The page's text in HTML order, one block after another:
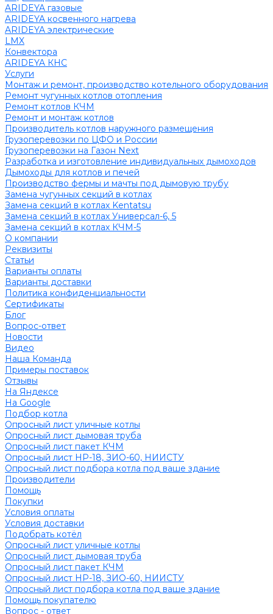
ARIDEYA газовые
ARIDEYA косвенного нагрева
ARIDEYA электрические
LMX
Конвектора
ARIDEYA КНС
Услуги
Монтаж и ремонт, производство котельного оборудования
Ремонт чугунных котлов отопления
Ремонт котлов КЧМ
Ремонт и монтаж котлов
Производитель котлов наружного размещения
Грузоперевозки по ЦФО и России
Грузоперевозки на Газон Next
Разработка и изготовление индивидуальных дымоходов
Дымоходы для котлов и печей
Производство фермы и мачты под дымовую трубу
Замена чугунных секций в котлах
Замена секций в котлах Kentatsu
Замена секций в котлах Универсал-6, 5
Замена секций в котлах КЧМ-5
О компании
Реквизиты
Статьи
Варианты оплаты
Варианты доставки
Политика конфиденциальности
Сертификаты
Блог
Вопрос-ответ
Новости
Видео
Наша Команда
Примеры поставок
Отзывы
На Яндексе
На Google
Подбор котла
Опросный лист уличные котлы
Опросный лист дымовая труба
Опросный лист пакет КЧМ
Опросный лист НР-18, ЗИО-60, НИИСТУ
Опросный лист подбора котла под ваше здание
Производители
Помощь
Покупки
Условия оплаты
Условия доставки
Подобрать котёл
Опросный лист уличные котлы
Опросный лист дымовая труба
Опросный лист пакет КЧМ
Опросный лист НР-18, ЗИО-60, НИИСТУ
Опросный лист подбора котла под ваше здание
Помощь покупателю
Вопрос - ответ